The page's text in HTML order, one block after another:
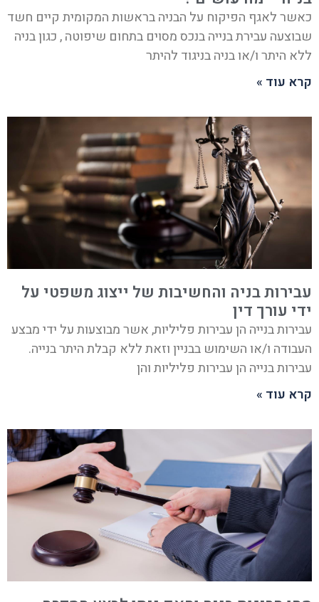
כאשר לאגף הפיקוח על הבניה בראשות המקומית קיים חשד
שבוצעה עבירת בנייה בנכס מסוים בתחום שיפוטה , כגון בניה
ללא היתר ו/או בניה בניגוד להיתר
קרא עוד »
עבירות בניה והחשיבות של ייצוג משפטי על
ידי עורך דין
עבירות בנייה הן עבירות פליליות, אשר מבוצעות על ידי מבצע
העבודה ו/או השימוש בבניין וזאת ללא קבלת היתר בנייה.
עבירות בנייה הן עבירות פליליות והן
קרא עוד »